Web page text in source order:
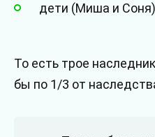
дети (Миша и
То есть трое
бы по 1/3 от